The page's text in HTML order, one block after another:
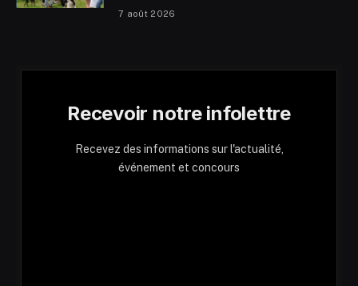
7 août 2026
Recevoir notre infolettre
Recevez des informations sur l'actualité,
événement et concours